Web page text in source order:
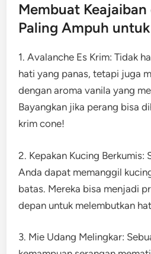
Membuat
Paling Ampuh
1. Avalanche Es Krim: Tidak
hati yang panas, tetapi juga
dengan aroma vanila yang
Bayangkan jika perang bisa
krim cone!
2. Kepakan Kucing Berkumis:
Anda dapat memanggil
batas. Mereka bisa menjadi
depan untuk melembutkan
3. Mie Udang Melingkar: